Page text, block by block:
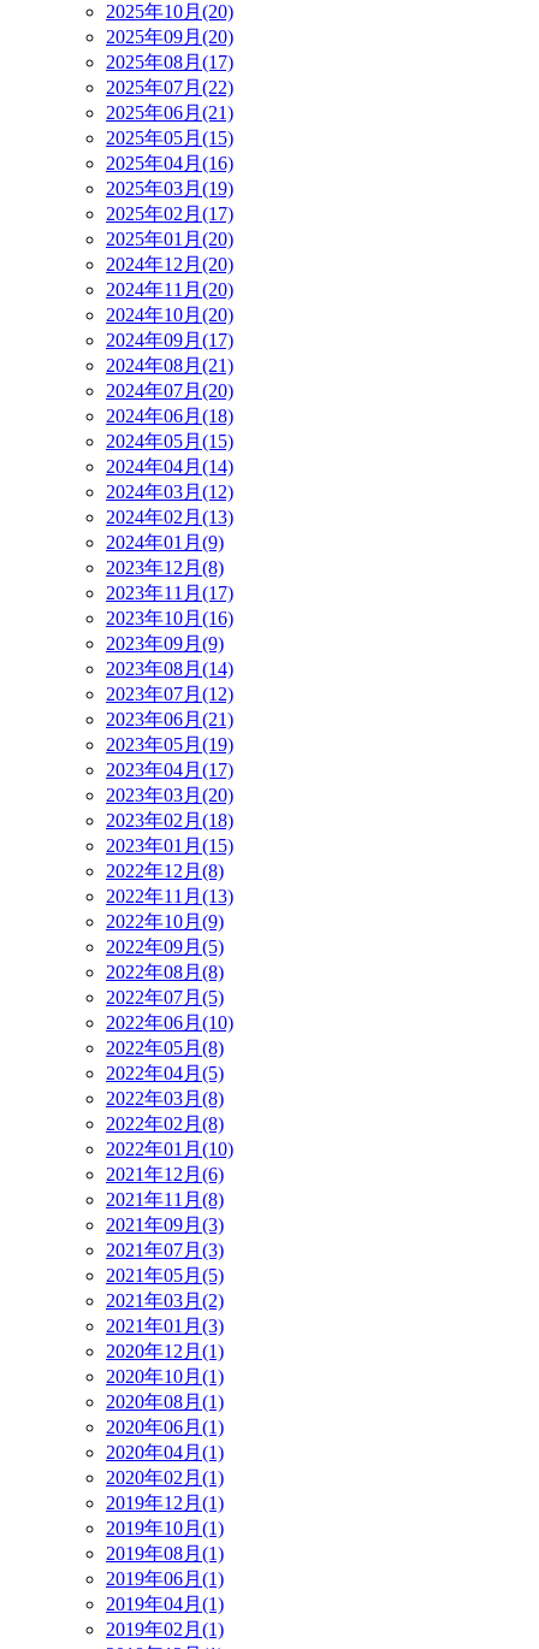
2025年10月(20)
2025年09月(20)
2025年08月(17)
2025年07月(22)
2025年06月(21)
2025年05月(15)
2025年04月(16)
2025年03月(19)
2025年02月(17)
2025年01月(20)
2024年12月(20)
2024年11月(20)
2024年10月(20)
2024年09月(17)
2024年08月(21)
2024年07月(20)
2024年06月(18)
2024年05月(15)
2024年04月(14)
2024年03月(12)
2024年02月(13)
2024年01月(9)
2023年12月(8)
2023年11月(17)
2023年10月(16)
2023年09月(9)
2023年08月(14)
2023年07月(12)
2023年06月(21)
2023年05月(19)
2023年04月(17)
2023年03月(20)
2023年02月(18)
2023年01月(15)
2022年12月(8)
2022年11月(13)
2022年10月(9)
2022年09月(5)
2022年08月(8)
2022年07月(5)
2022年06月(10)
2022年05月(8)
2022年04月(5)
2022年03月(8)
2022年02月(8)
2022年01月(10)
2021年12月(6)
2021年11月(8)
2021年09月(3)
2021年07月(3)
2021年05月(5)
2021年03月(2)
2021年01月(3)
2020年12月(1)
2020年10月(1)
2020年08月(1)
2020年06月(1)
2020年04月(1)
2020年02月(1)
2019年12月(1)
2019年10月(1)
2019年08月(1)
2019年06月(1)
2019年04月(1)
2019年02月(1)